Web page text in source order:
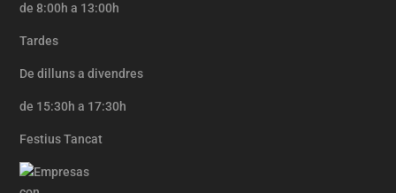
de 8:00h a 13:00h
Tardes
De dilluns a divendres
de 15:30h a 17:30h
Festius Tancat